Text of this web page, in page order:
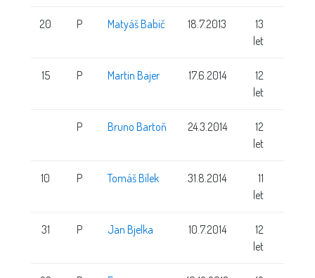
20 P Matyáš Babič 18.7.2013
13
let
15 P Martin Bajer 17.6.2014
12
let
P Bruno Bartoň 24.3.2014
12
let
10 P Tomáš Bílek 31.8.2014
11
let
31 P Jan Bjelka 10.7.2014
12
let